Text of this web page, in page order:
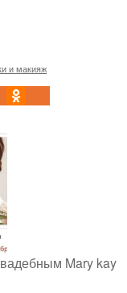
и макияж
Mary kay